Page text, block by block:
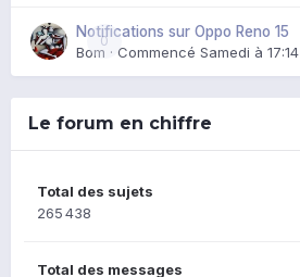
0
Notifications sur Oppo Reno 15
Bom · Commencé Samedi à 17:14
Le forum en chiffre
Total des sujets
265 438
Total des messages